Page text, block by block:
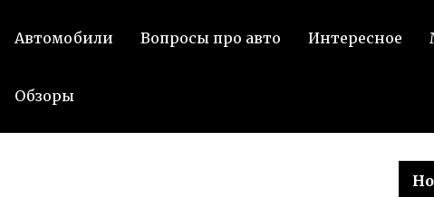
Автомобили Вопросы про авто Интересное
Обзоры